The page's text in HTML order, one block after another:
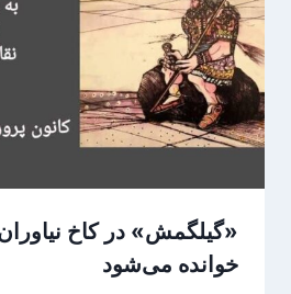
«گیلگمش» در کاخ
خوانده می‌شود